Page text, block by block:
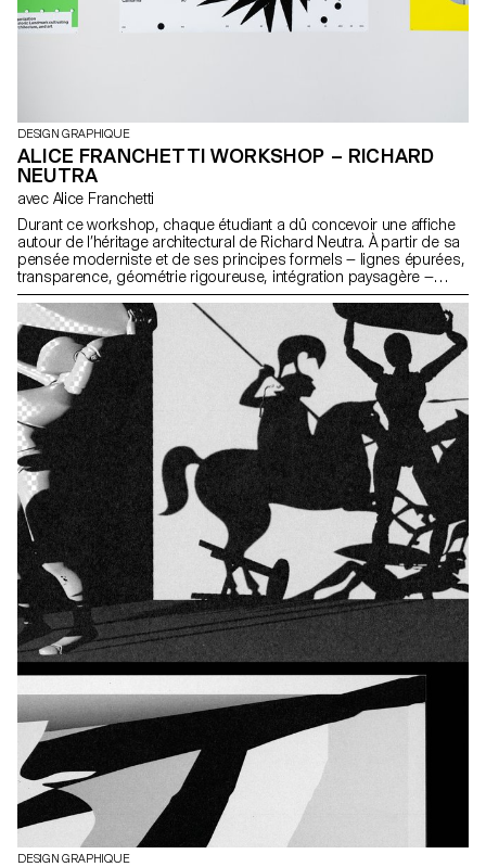
DESIGN GRAPHIQUE
ALICE FRANCHETTI WORKSHOP – RICHARD
NEUTRA
avec Alice Franchetti
Durant ce workshop, chaque étudiant a dû concevoir une affiche
autour de l’héritage architectural de Richard Neutra. À partir de sa
pensée moderniste et de ses principes formels — lignes épurées,
transparence, géométrie rigoureuse, intégration paysagère —
chaque élève a réinterprété visuellement ses idées dans un format
graphique en 2D.
DESIGN GRAPHIQUE